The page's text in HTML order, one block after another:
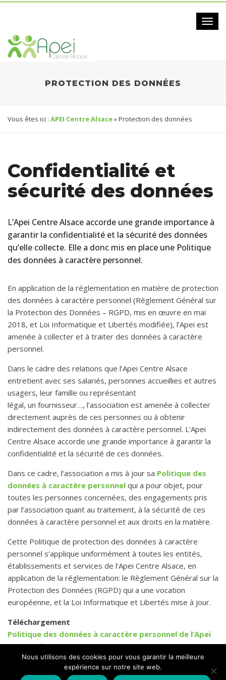
PROTECTION DES DONNÉES
Vous êtes ici : APEI Centre Alsace» Protection des données
Confidentialité et
sécurité des données
L’Apei Centre Alsace accorde une grande importance à
garantir la confidentialité et la sécurité des données
qu’elle collecte. Elle a donc mis en place une Politique
des données à caractère personnel.
En application de la réglementation en matière de protection
des données à caractère personnel (Règlement Général sur
la Protection des Données – RGPD, mis en œuvre en mai
2018, et Loi Informatique et Libertés modifiée), l’Apei est
amenée à collecter et à traiter des données à caractère
personnel.
Dans le cadre des relations que l’Apei Centre Alsace
entretient avec ses salariés, personnes accueillies et autres
usagers, leur famille ou représentant
légal, un fournisseur…, l’association est amenée à collecter
directement auprès de ces personnes ou à obtenir
indirectement des données à caractère personnel. L’Apei
Centre Alsace accorde une grande importance à garantir la
confidentialité et la sécurité de ces données.
Dans ce cadre, l’association a mis à jour sa Politique des
données à caractère personnel qui a pour objet, pour
toutes les personnes concernées, des engagements pris
par l’association quant au traitement, à la sécurité de ces
données à caractère personnel et aux droits en la matière.
Cette Politique de protection des données à caractère
personnel s’applique uniformément à toutes les entités,
établissements et services de l’Apei Centre Alsace, en
application de la réglementation: le Règlement Général sur la
Protection des Données (RGPD) qui a une vocation
européenne, et la Loi Informatique et Libertés mise à jour.
Téléchargement
Politique des données à caractère personnel de l’Apei
Centre Alsace
Nous utilisons des cookies pour vous garantir la meilleure
expérience sur notre site web.